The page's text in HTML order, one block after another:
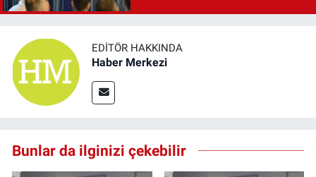
EDITÖR HAKKINDA
Haber Merkezi
Bunlar da ilginizi çekebilir